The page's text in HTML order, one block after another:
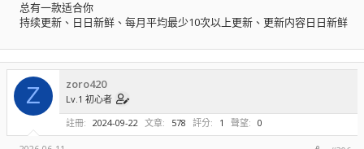
总有一款适合你
持续更新、日日新鲜、每月平均最少10次以上更新、更新内容日日新鲜
Z zoro420
Lv.1 初心者
註冊
2024-09-22 文章 578 評分 1 聲望 0